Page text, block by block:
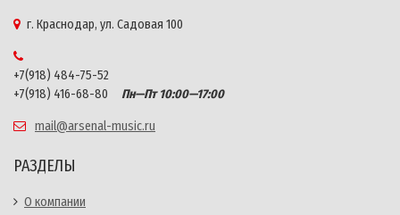
г. Краснодар, ул. Садовая 100
+7(918) 484-75-52
+7(918) 416-68-80
Пн—Пт 10:00—17:00
mail@arsenal-music.ru
РАЗДЕЛЫ
О компании